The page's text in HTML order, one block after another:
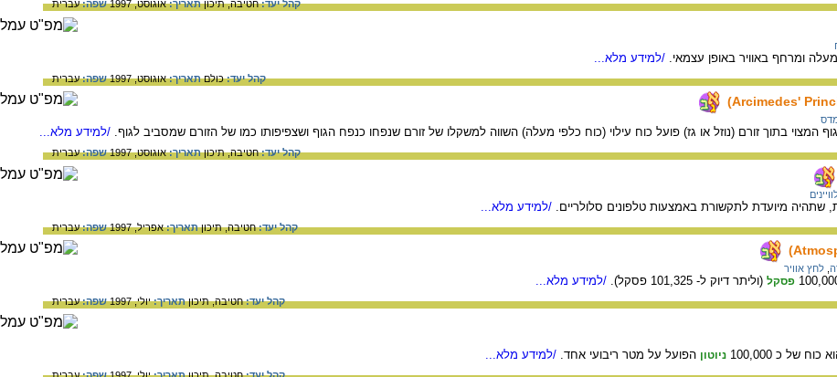
קהל יעד:חטיבה,תיכוןתאריך:אוגוסט, 1997 שפה:עברית
ומרחף באוויר באופן עצמאי. /למידע מלא...
קהל יעד:כולםתאריך:אוגוסט, 1997 שפה:עברית
גוף המצוי בתוך זורם (נוזל או גז) פועל כוח עילוי (כוח כלפי מעלה) השווה למשקלו של זורם שנפחו כנפח הגוף ושצפיפותו כמו של הזורם שמסביב לגוף. /למידע מלא...
קהל יעד:חטיבה,תיכוןתאריך:אוגוסט, 1997 שפה:עברית
שתהיה מיועדת לתקשורת באמצעות טלפונים סלולריים. /למידע מלא...
קהל יעד:חטיבה,תיכוןתאריך:אפריל, 1997 שפה:עברית
לחץ אוויר
פסקל (וליתר דיוק ל- 101,325 פסקל). /למידע מלא...
קהל יעד:חטיבה,תיכוןתאריך:יולי, 1997 שפה:עברית
של כ 100,000 ניוטון הפועל על מטר ריבועי אחד. /למידע מלא...